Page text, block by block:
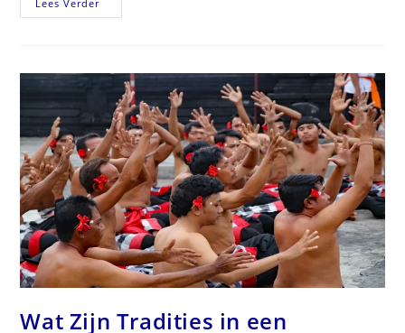
Lees Verder
Is
En
Kenmerken
Wat Zijn Tradities in een